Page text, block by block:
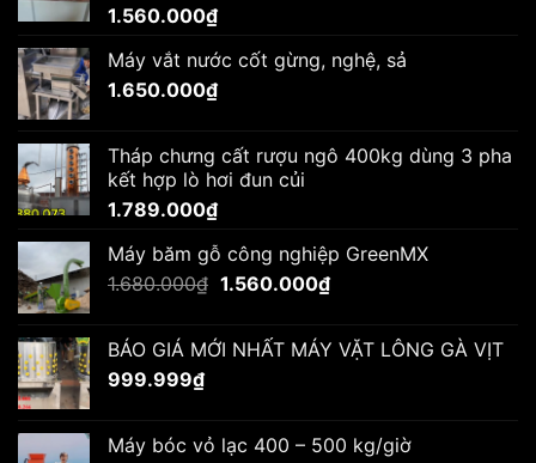
1.560.000₫
Máy vắt nước cốt gừng, nghệ, sả
1.650.000₫
Tháp chưng cất rượu ngô 400kg dùng 3 pha
kết hợp lò hơi đun củi
1.789.000₫
Máy băm gỗ công nghiệp GreenMX
1.680.000₫ Giá
1.680.000₫.
1.560.000₫Giá
là:
BÁO GIÁ MỚI NHẤT MÁY VẶT LÔNG GÀ VỊT
999.999₫
Máy bóc vỏ lạc 400 – 500 kg/giờ